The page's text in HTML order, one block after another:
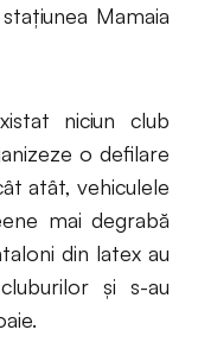
Mamaia
niciun club
o defilare
atât, vehiculele
mai degrabă
din latex au
și s-au